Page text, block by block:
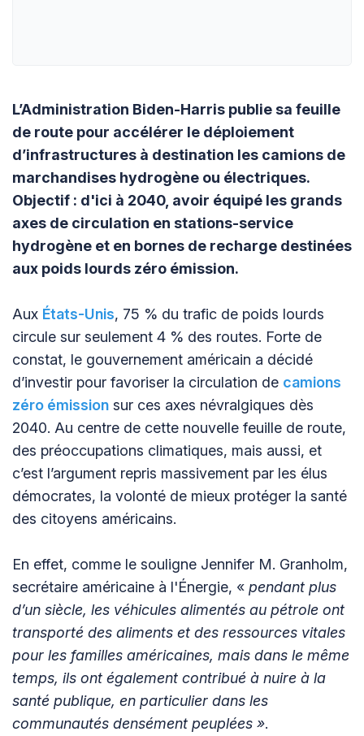
L’Administration Biden-Harris publie sa feuille
de route pour accélérer le déploiement
d’infrastructures à destination les camions de
marchandises hydrogène ou électriques.
Objectif : d'ici à 2040, avoir équipé les grands
axes de circulation en stations-service
hydrogène et en bornes de recharge destinées
aux poids lourds zéro émission.
Aux États-Unis, 75 % du trafic de poids lourds
circule sur seulement 4 % des routes. Forte de
constat, le gouvernement américain a décidé
d’investir pour favoriser la circulation de camions
zéro émission sur ces axes névralgiques dès
2040. Au centre de cette nouvelle feuille de route,
des préoccupations climatiques, mais aussi, et
c’est l’argument repris massivement par les élus
démocrates, la volonté de mieux protéger la santé
des citoyens américains.
En effet, comme le souligne Jennifer M. Granholm,
secrétaire américaine à l'Énergie, « pendant plus
d’un siècle, les véhicules alimentés au pétrole ont
transporté des aliments et des ressources vitales
pour les familles américaines, mais dans le même
temps, ils ont également contribué à nuire à la
santé publique, en particulier dans les
communautés densément peuplées ».